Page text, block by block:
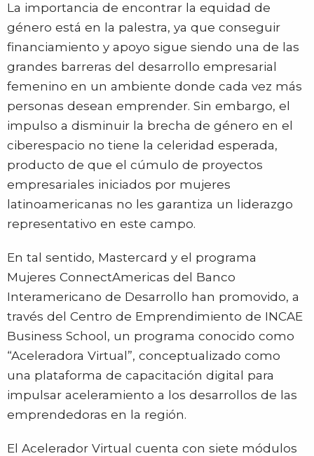
La importancia de encontrar la equidad de
género está en la palestra, ya que conseguir
financiamiento y apoyo sigue siendo una de las
grandes barreras del desarrollo empresarial
femenino en un ambiente donde cada vez más
personas desean emprender. Sin embargo, el
impulso a disminuir la brecha de género en el
ciberespacio no tiene la celeridad esperada,
producto de que el cúmulo de proyectos
empresariales iniciados por mujeres
latinoamericanas no les garantiza un liderazgo
representativo en este campo.
En tal sentido, Mastercard y el programa
Mujeres ConnectAmericas del Banco
Interamericano de Desarrollo han promovido, a
través del Centro de Emprendimiento de INCAE
Business School, un programa conocido como
“Aceleradora Virtual”, conceptualizado como
una plataforma de capacitación digital para
impulsar aceleramiento a los desarrollos de las
emprendedoras en la región.
El Acelerador Virtual cuenta con siete módulos